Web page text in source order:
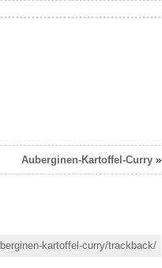
Auberginen-Kartoffel-Curry »
kartoffel-curry/trackback/